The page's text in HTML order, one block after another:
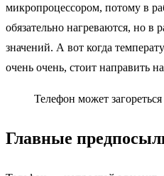
микропроцессором, потому в
обязательно нагреваются, но в
значений. А вот когда
очень очень, стоит направить
Телефон может
Главные